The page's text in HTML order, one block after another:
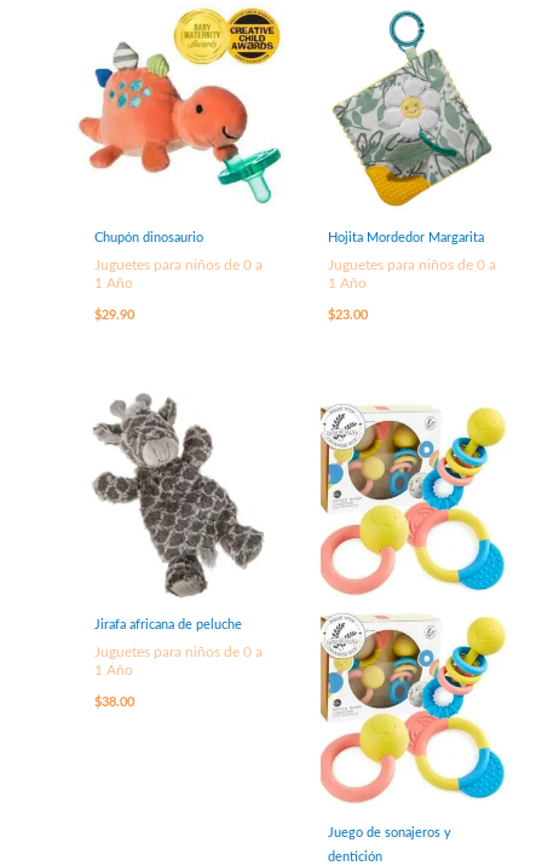
Chupón dinosaurio
Juguetes para niños de 0 a
1 Año
$29.90
Hojita Mordedor Margarita
Juguetes para niños de 0 a
1 Año
$23.00
Jirafa africana de peluche
Juguetes para niños de 0 a
1 Año
$38.00
Juego de sonajeros y
dentición